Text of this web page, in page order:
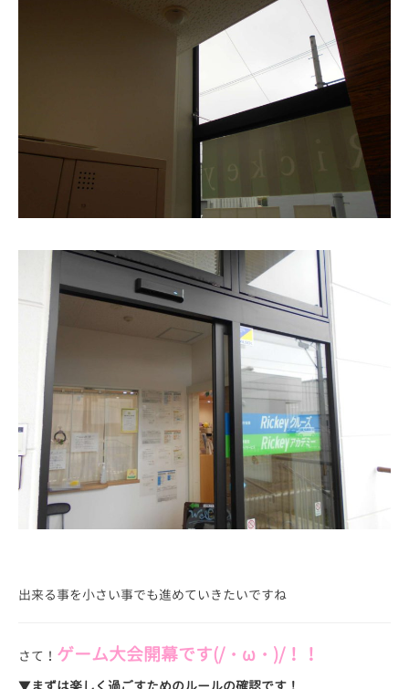
出来る事を小さい事でも進めていきたいですね
さて！ ゲーム大会開幕です(/・ω・)/！！